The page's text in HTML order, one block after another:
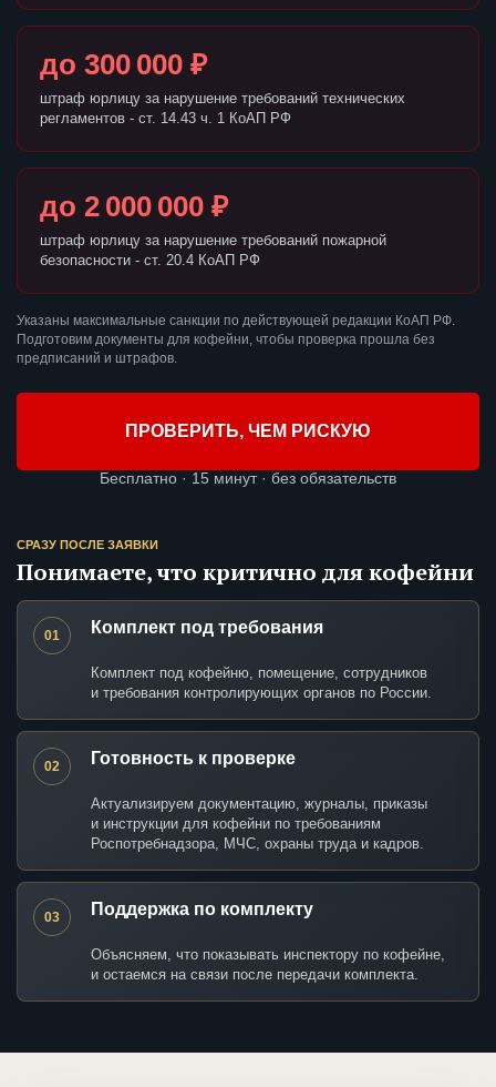
до 300 000 ₽
штраф юрлицу за нарушение требований технических
регламентов - ст. 14.43 ч. 1 КоАП РФ
до 2 000 000 ₽
штраф юрлицу за нарушение требований пожарной
безопасности - ст. 20.4 КоАП РФ
Указаны максимальные санкции по действующей редакции КоАП РФ.
Подготовим документы для кофейни, чтобы проверка прошла без
предписаний и штрафов.
ПРОВЕРИТЬ, ЧЕМ РИСКУЮ
Бесплатно · 15 минут · без обязательств
СРАЗУ ПОСЛЕ ЗАЯВКИ
Понимаете, что критично для кофейни
01 Комплект под требования
Комплект под кофейню, помещение, сотрудников
и требования контролирующих органов по России.
02 Готовность к проверке
Актуализируем документацию, журналы, приказы
и инструкции для кофейни по требованиям
Роспотребнадзора, МЧС, охраны труда и кадров.
03 Поддержка по комплекту
Объясняем, что показывать инспектору по кофейне,
и остаемся на связи после передачи комплекта.